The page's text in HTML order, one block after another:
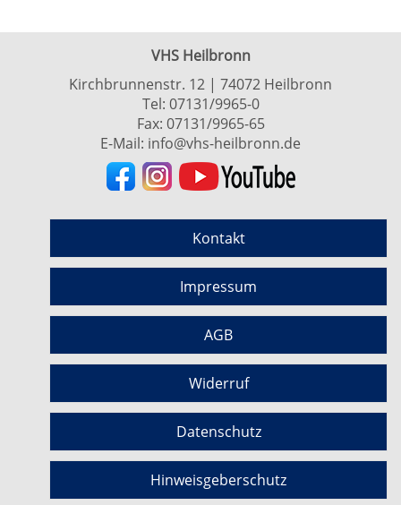
VHS Heilbronn
Kirchbrunnenstr. 12 | 74072 Heilbronn
Tel: 07131/9965-0
Fax: 07131/9965-65
E-Mail: info@vhs-heilbronn.de
Kontakt
Impressum
AGB
Widerruf
Datenschutz
Hinweisgeberschutz